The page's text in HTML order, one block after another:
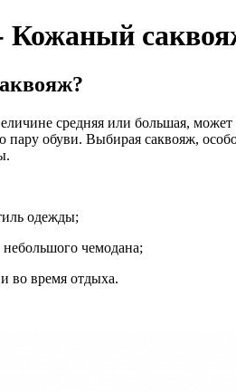
средняя или большая,
обуви. Выбирая саквояж,
одежды;
чемодана;
во время отдыха.